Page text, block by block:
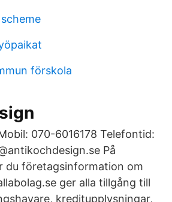
förskola
070-6016178 Telefontid:
På
du företagsinformation om
ger alla tillgång till
kreditupplysningar,